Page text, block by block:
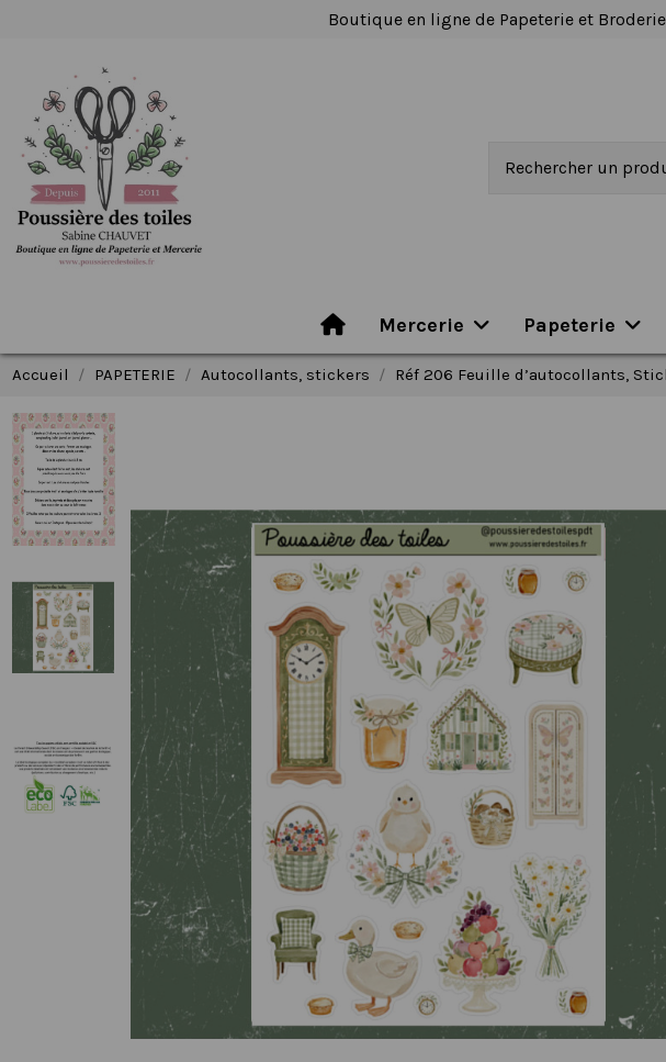
Boutique en ligne de Papeterie et
Mercerie Papeterie
Accueil PAPETERIE Autocollants, stickers Réf 206 Feuille d’autocollants,